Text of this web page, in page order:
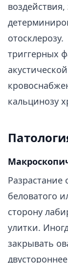
триггерных
кальцинозу
Разрастание
беловатого
сторону
улитки.
закрывать